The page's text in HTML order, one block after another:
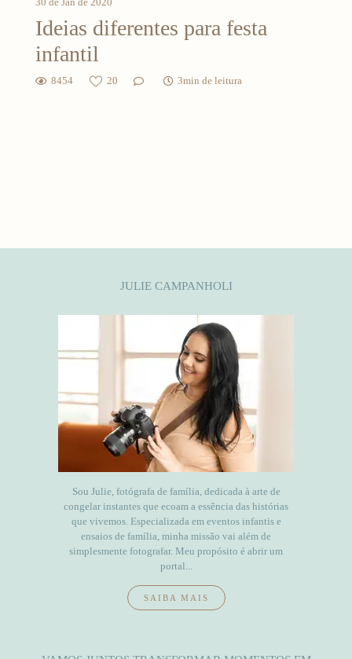
Ideias diferentes para festa
infantil
8454 20 3min de leitura
JULIE CAMPANHOLI
Sou Julie, fotógrafa de família, dedicada à arte de
congelar instantes que ecoam a essência das histórias
que vivemos. Especializada em eventos infantis e
ensaios de família, minha missão vai além de
simplesmente fotografar. Meu propósito é abrir um
portal...
SAIBA MAIS